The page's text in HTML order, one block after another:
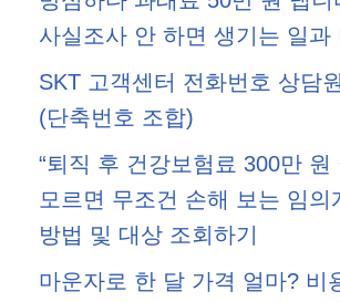
사실조사 안 하면 생기는 일과
SKT 고객센터 전화번호 상담
(단축번호 조합)
“퇴직 후 건강보험료 300만 원
모르면 무조건 손해 보는 임의
방법 및 대상 조회하기
마운자로 한 달 가격 얼마? 비